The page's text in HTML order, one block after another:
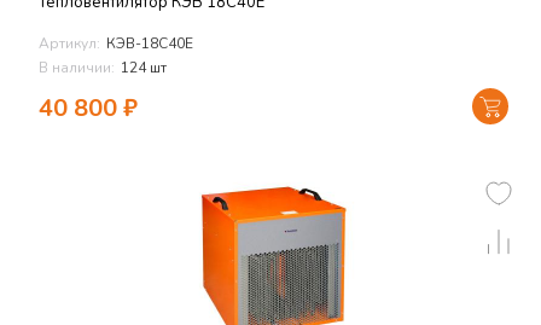
Артикул: КЭВ-18С40Е
В наличии: 124 шт
40 800₽